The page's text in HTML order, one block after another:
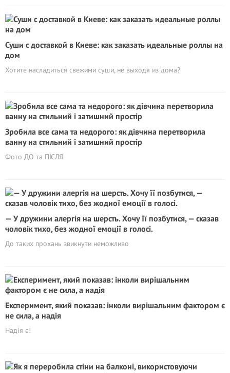
Суши с доставкой в Киеве: как заказать идеальные роллы на
дом
Хотите насладиться свежими суши, не выходя из дома?
Зробила все сама та недорого: як дівчина перетворила
ванну на стильний і затишний простір
Фото ДО та ПІСЛЯ
— У дружини алергія на шерсть. Хочу її позбутися, — сказав
чоловік тихо, без жодної емоції в голосі.
До таких прохань звикнути неможливо
Експеримент, який показав: інколи вирішальним фактором є
не сила, а надія
Надія є!